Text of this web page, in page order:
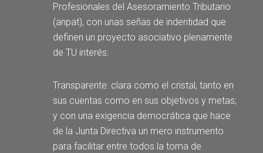
Profesionales del Asesoramiento Tributario
(anpat), con unas señas de indentidad que
definen un proyecto asociativo plenamente
de TU interés:
Transparente: clara como el cristal, tanto en
sus cuentas como en sus objetivos y metas;
y con una exigencia democrática que hace
de la Junta Directiva un mero instrumento
para facilitar entre todos la toma de